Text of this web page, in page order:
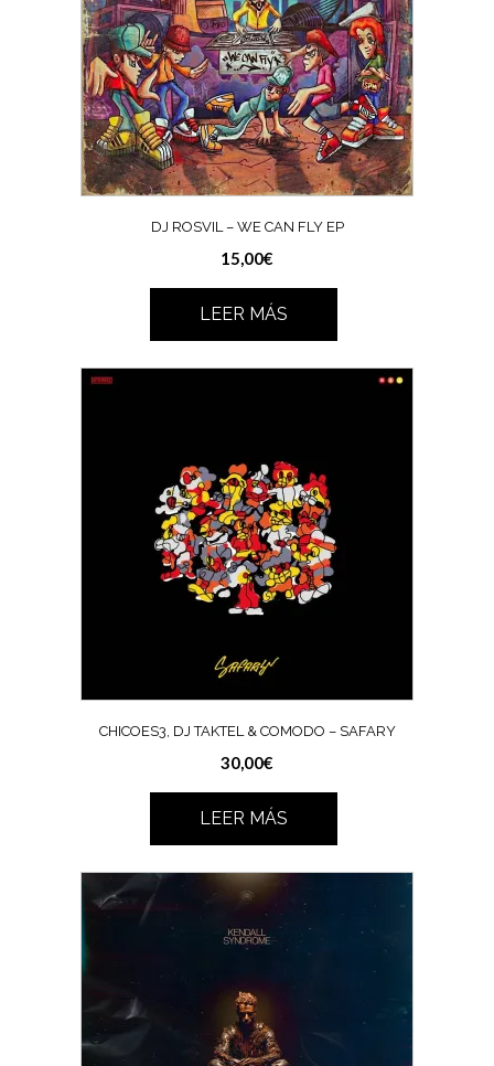
DJ ROSVIL – WE CAN FLY EP
15,00€
LEER MÁS
CHICOES3, DJ TAKTEL & COMODO – SAFARY
30,00€
LEER MÁS